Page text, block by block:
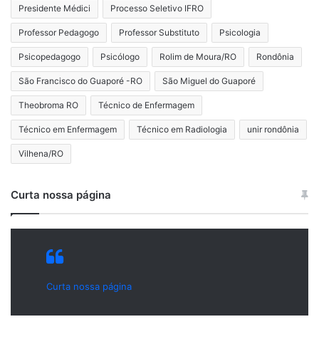
Presidente Médici Processo Seletivo IFRO
Professor Pedagogo Professor Substituto Psicologia
Psicopedagogo Psicólogo Rolim de Moura/RO Rondônia
São Francisco do Guaporé -RO São Miguel do Guaporé
Theobroma RO Técnico de Enfermagem
Técnico em Enfermagem Técnico em Radiologia unir rondônia
Vilhena/RO
Curta nossa página
Curta nossa página